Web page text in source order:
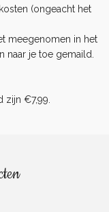
(ongeacht het
meegenomen in het
naar je toe gemaild.
zijn €7,99.